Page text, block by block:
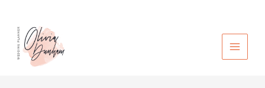
contenido
MAIN